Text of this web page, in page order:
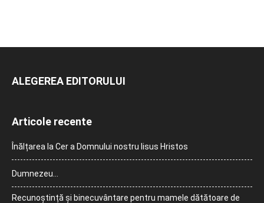
ALEGEREA EDITORULUI
Articole recente
Înălțarea la Cer a Domnului nostru Iisus Hristos
Dumnezeu…
Recunoștință și binecuvântare pentru mamele dătătoare de